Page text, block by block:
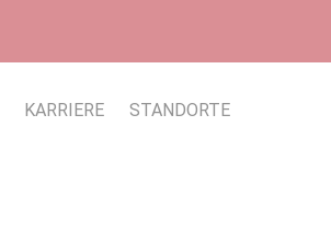
KARRIERE STANDORTE